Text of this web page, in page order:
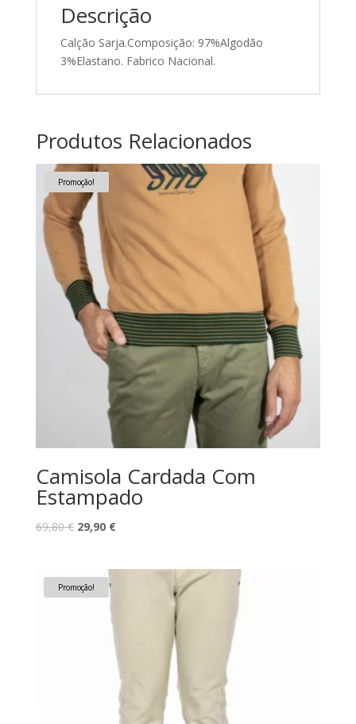
Descrição
Calção Sarja.Composição: 97%Algodão
3%Elastano. Fabrico Nacional.
Produtos Relacionados
Promoção!
Camisola Cardada Com
Estampado
69,80€ O
era:
69,80 €.
29,90 €O
Promoção!